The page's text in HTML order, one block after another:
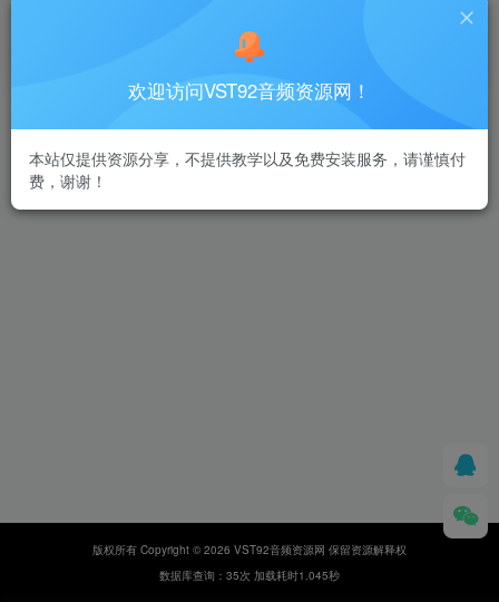
VST插件
9个月前
版权所有 Copyright © 2026 VST92音频资源网 保留资源解释权
数据库查询：35次 加载耗时1.045秒
欢迎访问VST92音频资源网！
本站仅提供资源分享，不提供教学以及免费安装服务，请谨慎付
费，谢谢！